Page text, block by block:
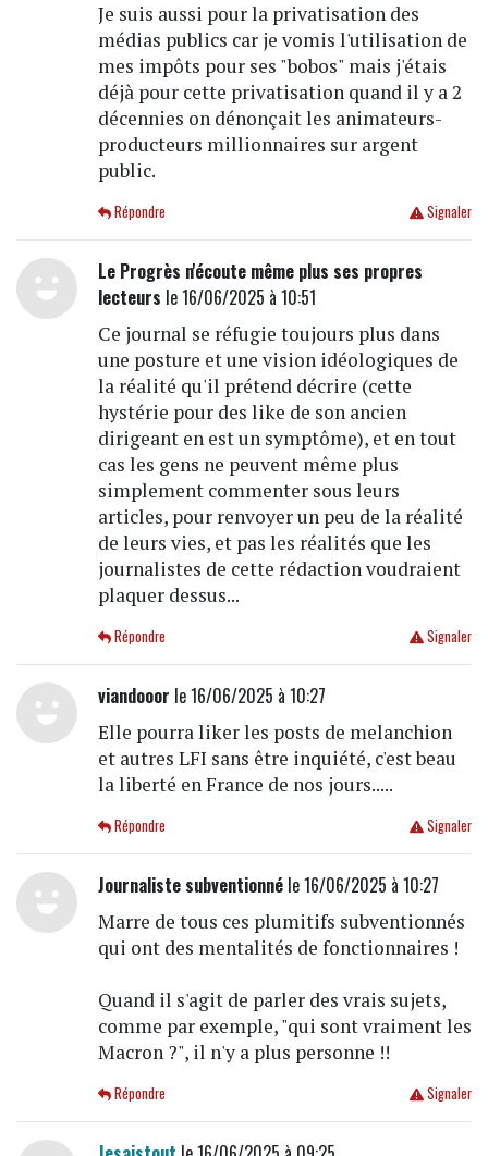
Je suis aussi pour la privatisation des
médias publics car je vomis l'utilisation de
mes impôts pour ses "bobos" mais j'étais
déjà pour cette privatisation quand il y a 2
décennies on dénonçait les animateurs-
producteurs millionnaires sur argent
public.
Signaler
Répondre
Le Progrès n'écoute même plus ses propres
lecteurs le 16/06/2025 à 10:51
Ce journal se réfugie toujours plus dans
une posture et une vision idéologiques de
la réalité qu'il prétend décrire (cette
hystérie pour des like de son ancien
dirigeant en est un symptôme), et en tout
cas les gens ne peuvent même plus
simplement commenter sous leurs
articles, pour renvoyer un peu de la réalité
de leurs vies, et pas les réalités que les
journalistes de cette rédaction voudraient
plaquer dessus...
Signaler
Répondre
viandooor le 16/06/2025 à 10:27
Elle pourra liker les posts de melanchion
et autres LFI sans être inquiété, c'est beau
la liberté en France de nos jours.....
Signaler
Répondre
Journaliste subventionnéle 16/06/2025 à 10:27
Marre de tous ces plumitifs subventionnés
qui ont des mentalités de fonctionnaires !
Quand il s'agit de parler des vrais sujets,
comme par exemple, "qui sont vraiment les
Macron ?", il n'y a plus personne !!
Signaler
Répondre